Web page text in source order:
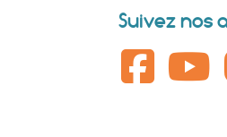
Suivez nos